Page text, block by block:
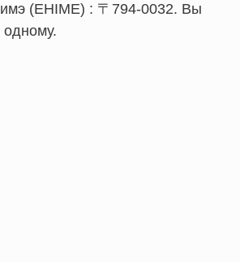
(EHIME) : 〒794-0032. Вы
одному.